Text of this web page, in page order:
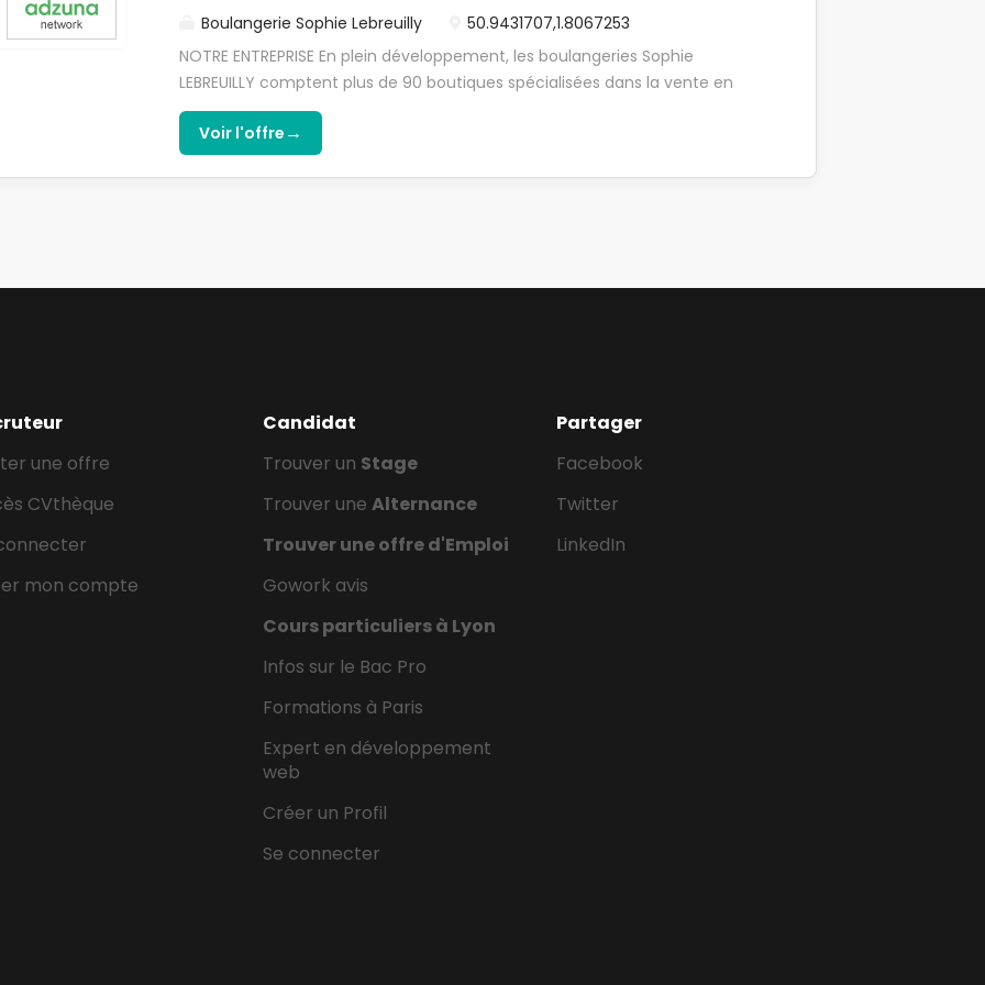
réassort auprès des Boulangers et des...
Boulangerie Sophie Lebreuilly
50.9431707,1.8067253
NOTRE ENTREPRISE En plein développement, les boulangeries Sophie
LEBREUILLY comptent plus de 90 boutiques spécialisées dans la vente en
boulangerie, viennoiserie, pâtisserie et restauration. Notre mission est de
proposer à nos clients du pain et des gourmandises de qualité, accessibles à
tous, pour tous les goûts et toute la journée au sein de lieux de convivialité.
d'apprentissage, tu seras formé et accompagné afin de maitriser les
Voir l'offre →
une offre
CVthèque
mon compte
Candidat
Trouver un Stage
Trouver une Alternance
Trouver une offre d'Emploi
Gowork avis
Cours particuliers à Lyon
Infos sur le Bac Pro
Formations à Paris
Expert en développement
web
Créer un Profil
Se connecter
Partager
Facebook
Twitter
LinkedIn